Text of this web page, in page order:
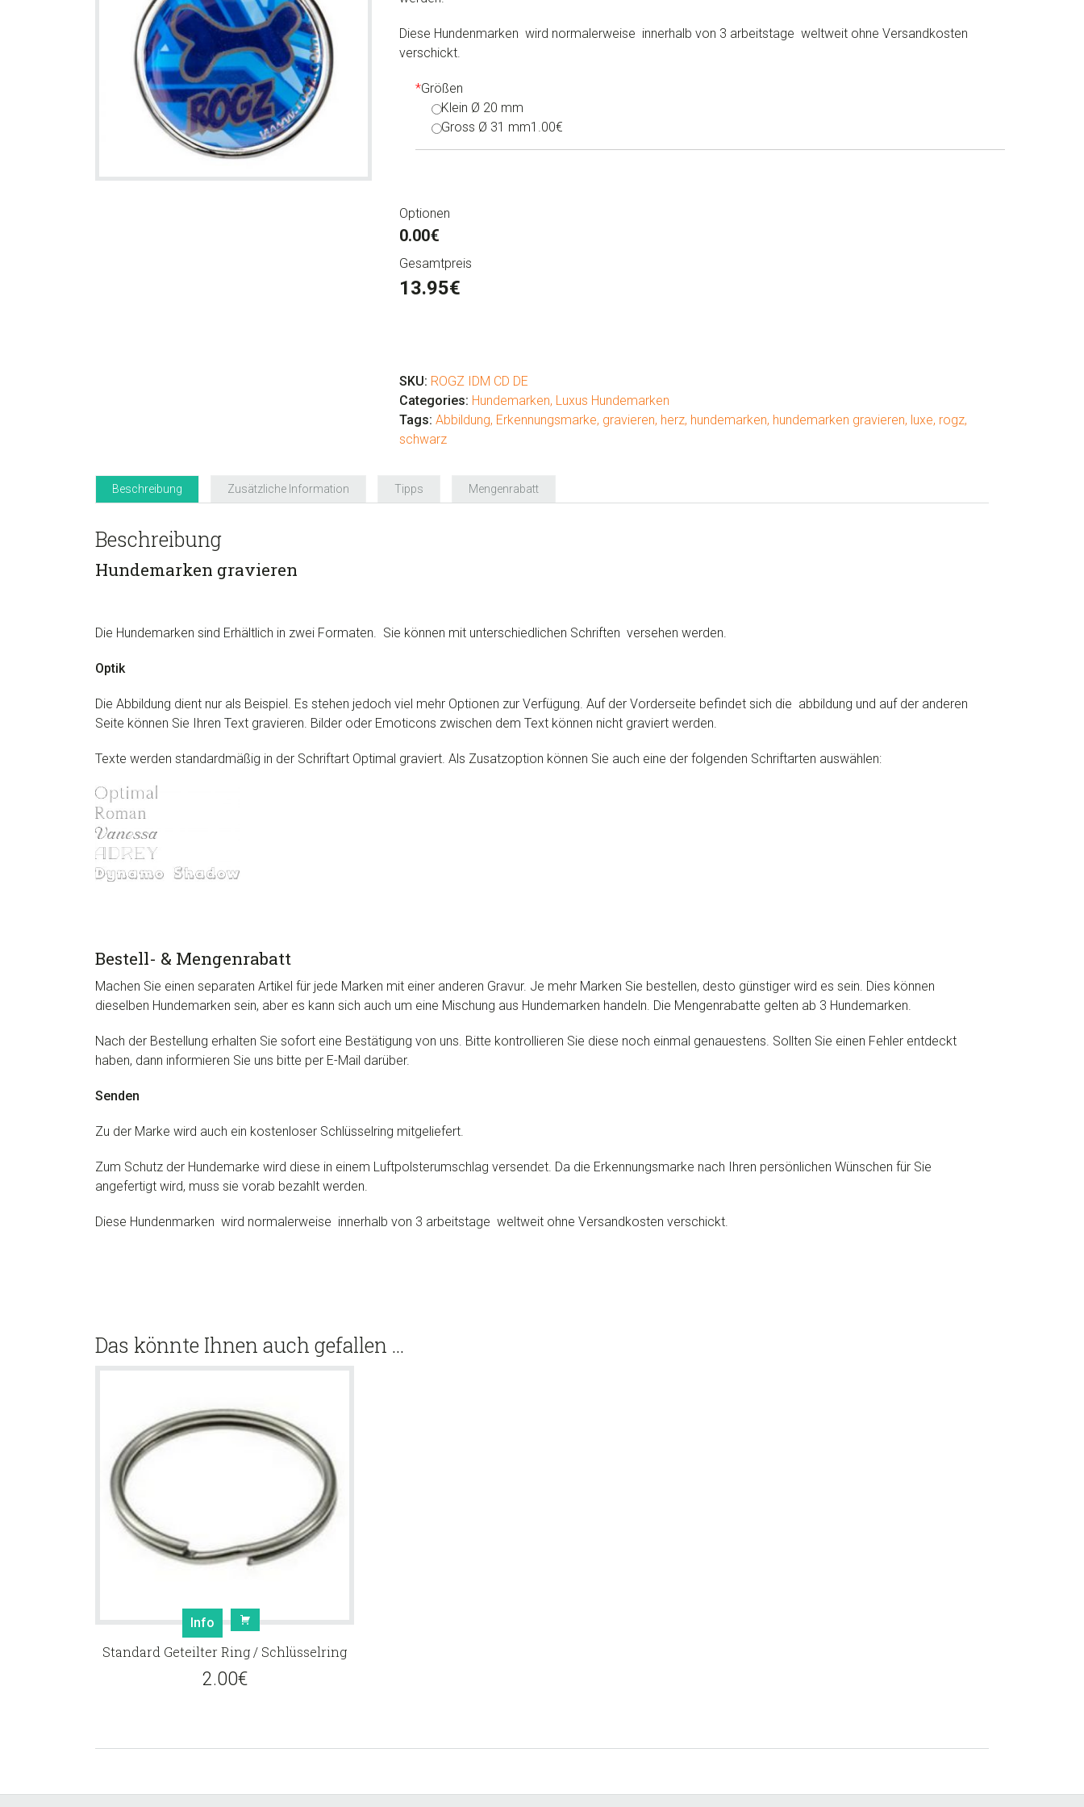
Diese Hundenmarken wird normalerweise innerhalb von 3 arbeitstage weltweit ohne Versandkosten
verschickt.
*Größen
Klein Ø 20 mm
Gross Ø 31 mm1.00€
Optionen
0.00€
Gesamtpreis
13.95€
‘Navy
Zen’
Menge
SKU: ROGZ IDM CD DE
Categories: Hundemarken, Luxus Hundemarken
Tags: Abbildung, Erkennungsmarke, gravieren, herz, hundemarken, hundemarken gravieren, luxe, rogz,
schwarz
Beschreibung Zusätzliche Information Tipps Mengenrabatt
Beschreibung
Hundemarken gravieren
Die Hundemarken sind Erhältlich in zwei Formaten. Sie können mit unterschiedlichen Schriften versehen werden.
Optik
Die Abbildung dient nur als Beispiel. Es stehen jedoch viel mehr Optionen zur Verfügung. Auf der Vorderseite befindet sich die abbildung und auf der anderen
Seite können Sie Ihren Text gravieren. Bilder oder Emoticons zwischen dem Text können nicht graviert werden.
Texte werden standardmäßig in der Schriftart Optimal graviert. Als Zusatzoption können Sie auch eine der folgenden Schriftarten auswählen:
Bestell- & Mengenrabatt
Machen Sie einen separaten Artikel für jede Marken mit einer anderen Gravur. Je mehr Marken Sie bestellen, desto günstiger wird es sein. Dies können
dieselben Hundemarken sein, aber es kann sich auch um eine Mischung aus Hundemarken handeln. Die Mengenrabatte gelten ab 3 Hundemarken.
Nach der Bestellung erhalten Sie sofort eine Bestätigung von uns. Bitte kontrollieren Sie diese noch einmal genauestens. Sollten Sie einen Fehler entdeckt
haben, dann informieren Sie uns bitte per E-Mail darüber.
Senden
Zu der Marke wird auch ein kostenloser Schlüsselring mitgeliefert.
Zum Schutz der Hundemarke wird diese in einem Luftpolsterumschlag versendet. Da die Erkennungsmarke nach Ihren persönlichen Wünschen für Sie
angefertigt wird, muss sie vorab bezahlt werden.
Diese Hundenmarken wird normalerweise innerhalb von 3 arbeitstage weltweit ohne Versandkosten verschickt.
Das könnte Ihnen auch gefallen …
Info
Standard Geteilter Ring / Schlüsselring
2.00€